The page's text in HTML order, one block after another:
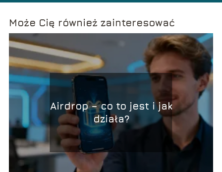
Może Cię również zainteresować
Airdrop – co to jest i jak
działa?